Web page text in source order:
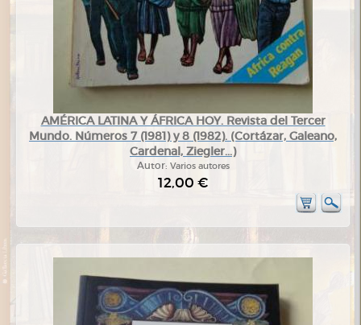
AMÉRICA LATINA Y ÁFRICA HOY. Revista del Tercer
Mundo. Números 7 (1981) y 8 (1982). (Cortázar, Galeano,
Cardenal, Ziegler...)
Autor: Varios autores
12,00 €